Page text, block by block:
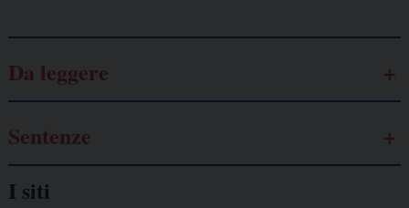
Da leggere
Sentenze
I siti